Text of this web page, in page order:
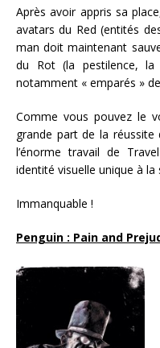
Après avoir appris sa
avatars du Red (entités
man doit maintenant
du Rot (la pestilence,
notamment « emparés »
Comme vous pouvez le
grande part de la
l’énorme travail de
identité visuelle unique à la
Immanquable !
Penguin : Pain and